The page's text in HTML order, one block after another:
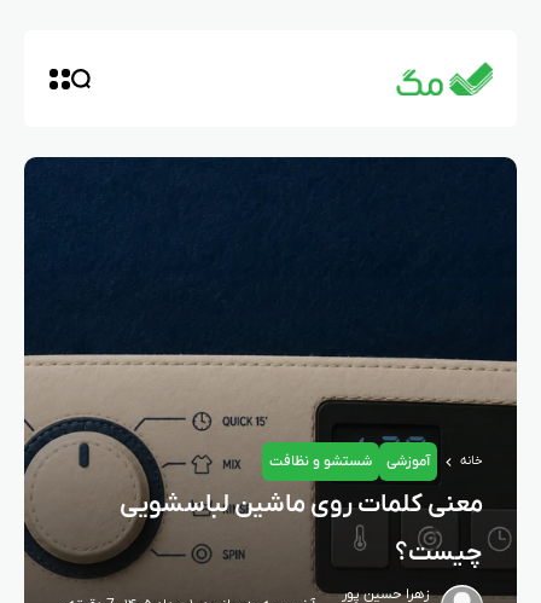
خانه آموزشی شستشو و نظافت
معنی کلمات روی ماشین لباسشویی
چیست؟
زهرا حسین پور